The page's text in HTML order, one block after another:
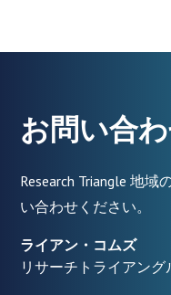
お問い合
Research Triangle 地
い合わせください。
ライアン・コムズ
リサーチトライアン